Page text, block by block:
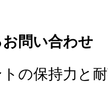
問い合わせ
の保持力と